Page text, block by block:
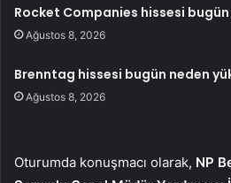
Rocket Companies hissesi
Ağustos 8, 2026
Brenntag hissesi bugün neden
Ağustos 8, 2026
Oturumda konuşmacı olarak, NP